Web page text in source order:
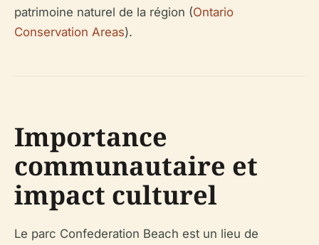
patrimoine naturel de la région (Ontario
Conservation Areas).
Importance
communautaire et
impact culturel
Le parc Confederation Beach est un lieu de